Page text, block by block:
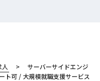
サーバーサイドエンジ
可 / 大規模就職支援サービス